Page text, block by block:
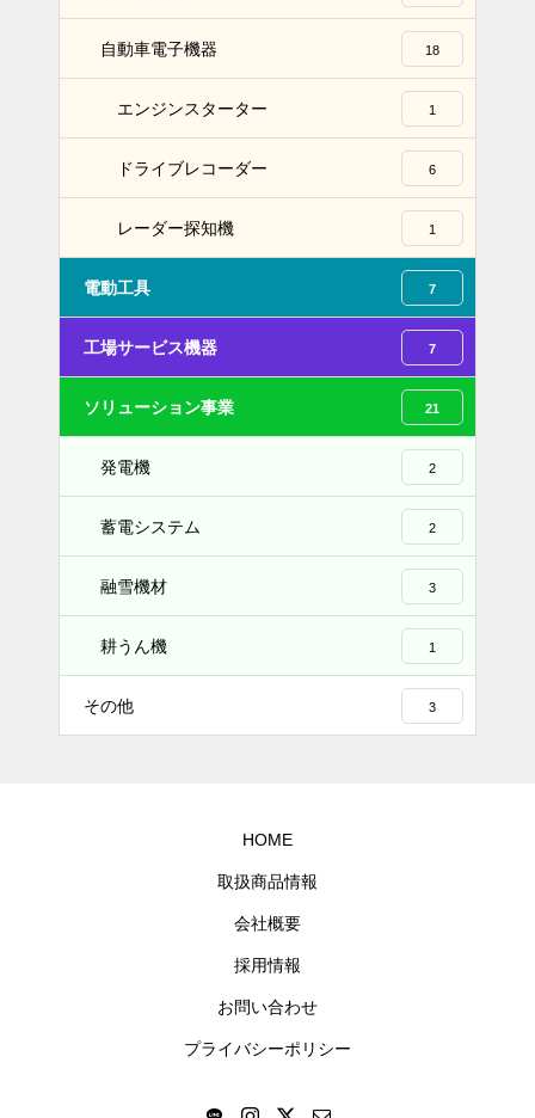
自動車電子機器 18
エンジンスターター 1
ドライブレコーダー 6
レーダー探知機 1
電動工具 7
工場サービス機器 7
ソリューション事業 21
発電機 2
蓄電システム 2
融雪機材 3
耕うん機 1
その他 3
HOME
取扱商品情報
会社概要
採用情報
お問い合わせ
プライバシーポリシー